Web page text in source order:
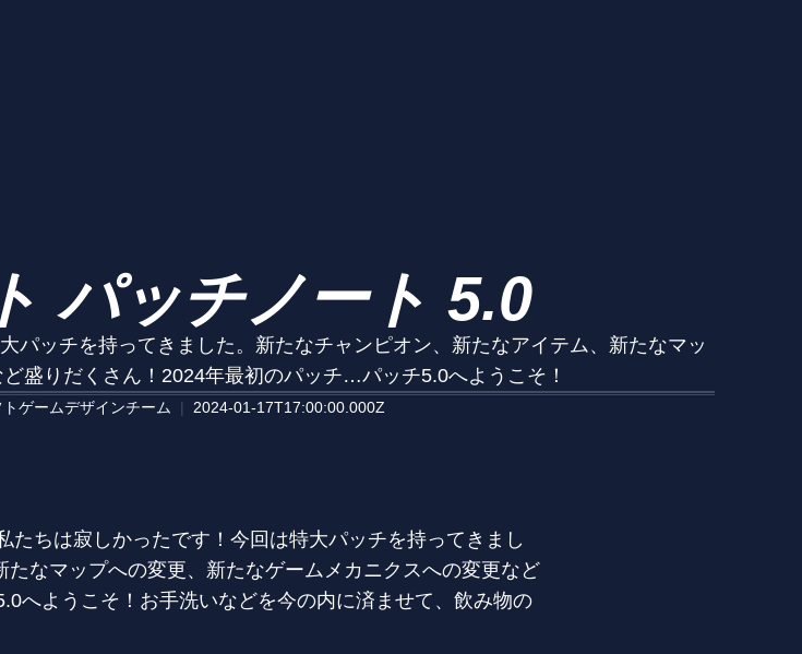
パッチノート 5.0
パッチを持ってきました。新たなチャンピオン、新たなアイテム、新たなマッ
盛りだくさん！2024年最初のパッチ…パッチ5.0へようこそ！
ゲームデザインチーム 2024-01-17T17:00:00.000Z
たちは寂しかったです！今回は特大パッチを持ってきまし
なマップへの変更、新たなゲームメカニクスへの変更など
へようこそ！お手洗いなどを今の内に済ませて、飲み物の